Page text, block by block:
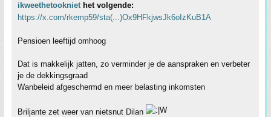
ikweethetookniethet volgende:
https://x.com/rkemp59/sta(...)Ox9HFkjwsJk6oIzKuB1A
Pensioen leeftijd omhoog
Dat is makkelijk jatten, zo verminder je de aanspraken en verbeter
je de dekkingsgraad
Wanbeleid afgeschermd en meer belasting inkomsten
Briljante zet weer van nietsnut Dilan